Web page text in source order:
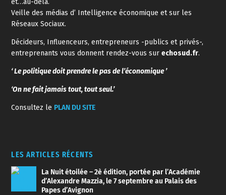
Veille des médias d’ Intelligence économique et sur les
Réseaux Sociaux.
Décideurs, Influenceurs, entrepreneurs -publics et privés-,
entreprenants vous donnent rendez-vous surechosud.fr.
‘ Le politique doit prendre le pas de l’économique ’
‘On ne fait jamais tout, tout seul.’
Consultez le PLAN DU SITE
LES ARTICLES RÉCENTS
La Nuit étoilée – 2è édition, portée par l’Académie
d’Alexandre Mazzia, le 7 septembre au Palais des
Papes d’Avignon